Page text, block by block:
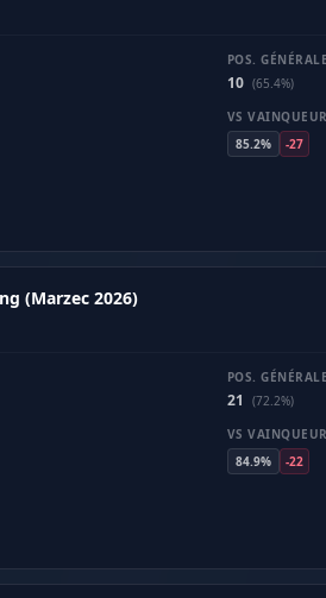
POS. GÉNÉRALE
10 (65.4%)
VS
85.2%
-27
(Marzec 2026)
POS. GÉNÉRALE
21
(72.2%)
VS
84.9%
-22